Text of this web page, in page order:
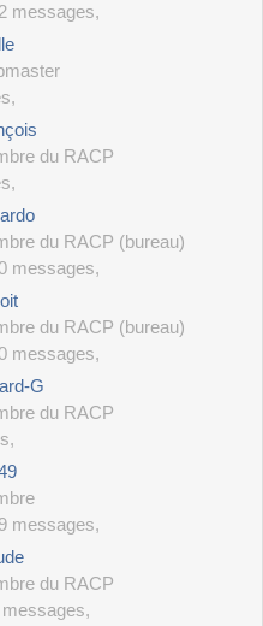
messages,
,
du RACP
,
du RACP (bureau)
messages,
du RACP (bureau)
messages,
G
du RACP
,
messages,
du RACP
messages,